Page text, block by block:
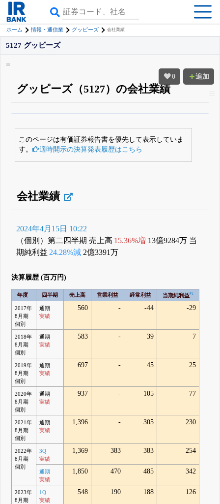
ホーム 情報・通信業 グッピーズ 会社業績
0 追加
5127 グッピーズ
グッピーズ（5127）の会社業績
詳しく見られる無料でβ版をはじめる
登録すると永久30%OFFと米株版の先行利用も付きます
このページは有価証券報告書を優先して表示していま
す。
適時開示の決算発表履歴はこちら
会社業績
2024年4月15日 10:22
（個別）第二四半期 売上高 15.36%増 13億9284万 当
期純利益 24.28%減 2億3391万
決算履歴 (百万円)
年度 四半期 売上高 営業利益 経常利益 当期純利益#1
2017年
8月期
個別
通期
実績
560 - -44 -29
2018年
8月期
個別
通期
実績
583 - 39 7
2019年
8月期
個別
通期
実績
697 - 45 25
2020年
8月期
個別
通期
実績
937 - 105 77
2021年
8月期
個別
通期
実績
1,396 - 305 230
2022年
8月期
個別
3Q
実績
1,369 383 383 254
通期
実績
1,850 470 485 342
2023年
8月期
1Q
実績
548 190 188 126